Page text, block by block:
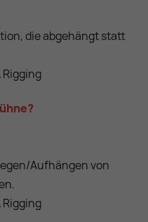
die abgehängt statt
Aufhängen von